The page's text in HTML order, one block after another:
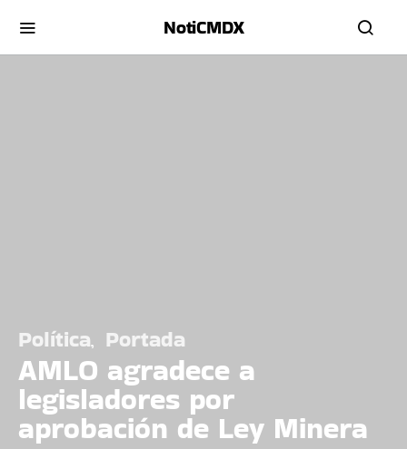
NotiCMDX
Política Portada
AMLO agradece a
legisladores por
aprobación de Ley Minera